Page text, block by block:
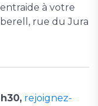
à votre
rue du Jura
rejoignez-